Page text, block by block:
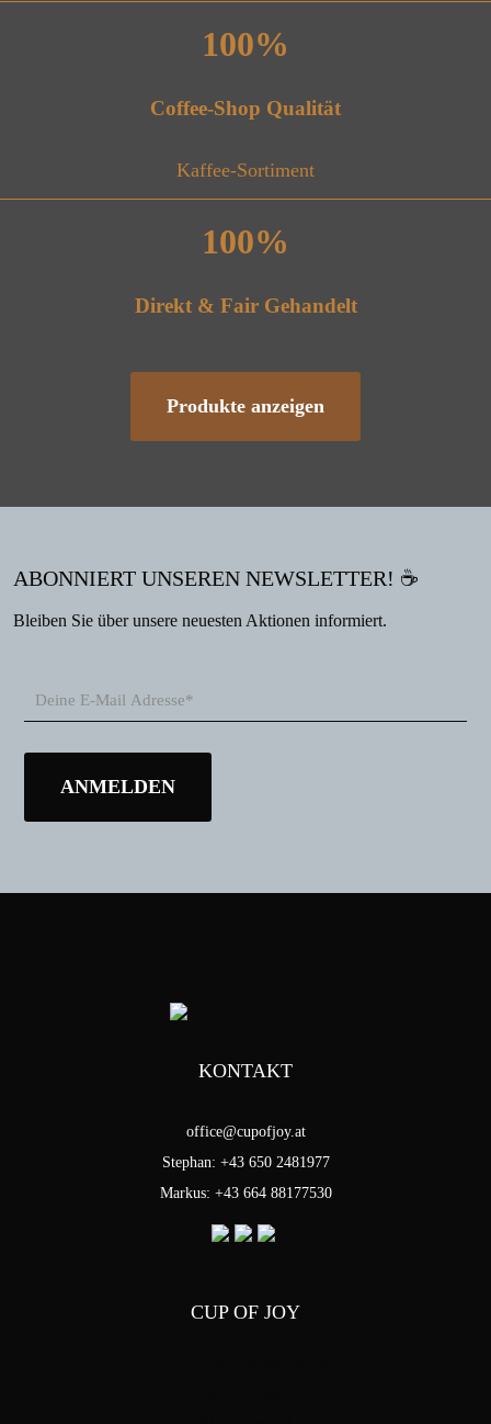
100%
Coffee-Shop Qualität
Kaffee-Sortiment
100%
Direkt & Fair Gehandelt
Produkte anzeigen
ABONNIERT UNSEREN NEWSLETTER! ☕
Bleiben Sie über unsere neuesten Aktionen informiert.
KONTAKT
office@cupofjoy.at
Stephan: +43 650 2481977
Markus: +43 664 88177530
CUP OF JOY